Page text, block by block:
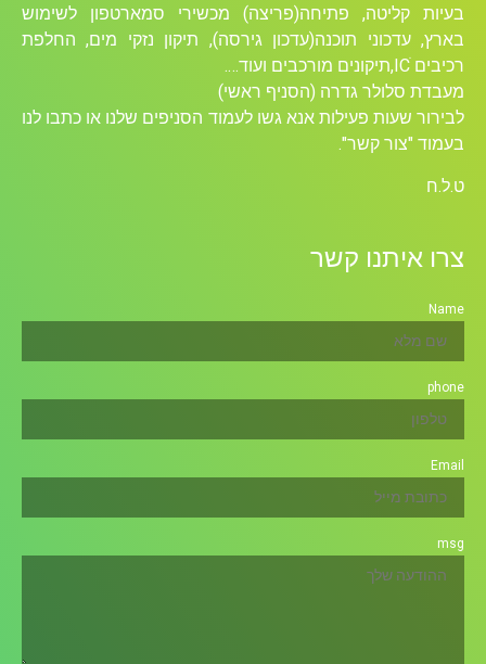
בעיות קליטה, פתיחה(פריצה) מכשירי סמארטפון לשימוש
בארץ, עדכוני תוכנה(עדכון גירסה), תיקון נזקי מים, החלפת
רכיבים ICׁ,תיקונים מורכבים ועוד….
מעבדת סלולר גדרה (הסניף ראשי)
לבירור שעות פעילות אנא גשו לעמוד הסניפים שלנו או כתבו לנו
בעמוד "צור קשר".
ט.ל.ח
צרו איתנו קשר
Name
phone
Email
msg